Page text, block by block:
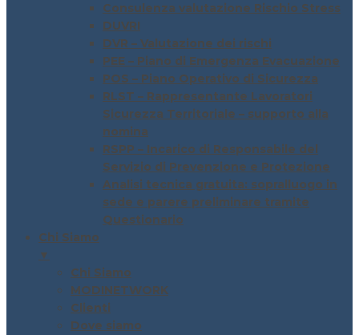
Consulenza valutazione Rischio Stress
DUVRI
DVR – Valutazione dei rischi
PEE – Piano di Emergenza Evacuazione
POS – Piano Operativo di Sicurezza
RLST – Rappresentante Lavoratori
Sicurezza Territoriale – supporto alla
nomina
RSPP – Incarico di Responsabile del
Servizio di Prevenzione e Protezione
Analisi tecnica gratuita: sopralluogo in
sede e parere preliminare tramite
Questionario
Chi Siamo
▼
Chi Siamo
MODINETWORK
Clienti
Dove siamo